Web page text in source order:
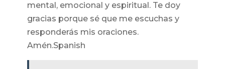
mental, emocional y espiritual. Te doy
gracias porque sé que me escuchas y
responderás mis oraciones.
Amén.Spanish